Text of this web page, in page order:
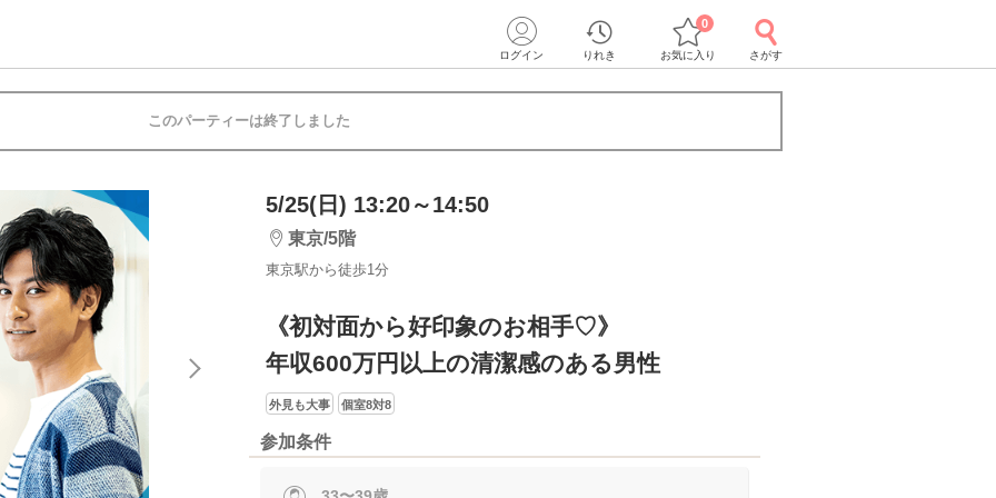
ログイン りれき お気に入り
0
さがす
このパーティーは終了しました
5/25(日) 13:20～14:50
東京/5階
東京駅から徒歩1分
《初対面から好印象のお相手♡》
年収600万円以上の清潔感のある男性
外見も大事 個室8対8
参加条件